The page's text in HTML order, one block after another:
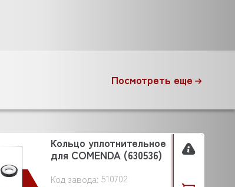
Посмотреть еще
Код завода: 510702
Кольцо уплотнительное
для COMENDA (630536)